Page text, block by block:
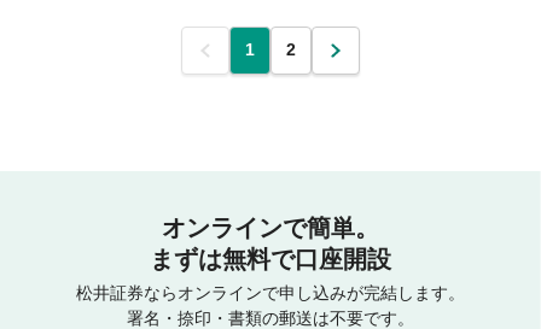
前 1 2 次
オンラインで簡単。
まずは無料で口座開設
松井証券ならオンラインで申し込みが完結します。
署名・捺印・書類の郵送は不要です。